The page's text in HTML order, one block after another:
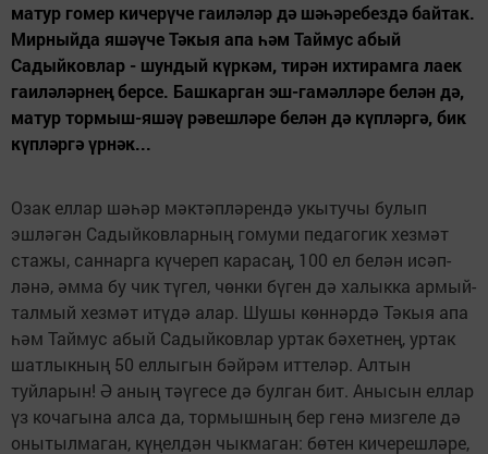
матур гомер кичерүче гаиләләр дә шәһәребездә байтак.
Мирныйда яшәүче Тәкыя апа һәм Таймус абый
Садыйковлар - шундый күркәм, тирән ихтирамга лаек
гаиләләрнең берсе. Башкарган эш-гамәлләре белән дә,
матур тормыш-яшәү рәвешләре белән дә күпләргә, бик
күпләргә үрнәк...
Озак еллар шәһәр мәктәпләрендә укытучы булып
эшләгән Садыйковларның гомуми педагогик хезмәт
стажы, саннарга күчереп карасаң, 100 ел белән исәп­
ләнә, әмма бу чик түгел, чөнки бүген дә халыкка армый-
талмый хезмәт итүдә алар. Шушы көннәрдә Тәкыя апа
һәм Таймус абый Садыйковлар уртак бәхетнең, уртак
шатлыкның 50 еллыгын бәйрәм иттеләр. Алтын
туйларын! Ә аның тәүгесе дә булган бит. Анысын еллар
үз кочагына алса да, тормышның бер генә мизгеле дә
онытылмаган, күңелдән чыкмаган: бөтен кичерешләре,